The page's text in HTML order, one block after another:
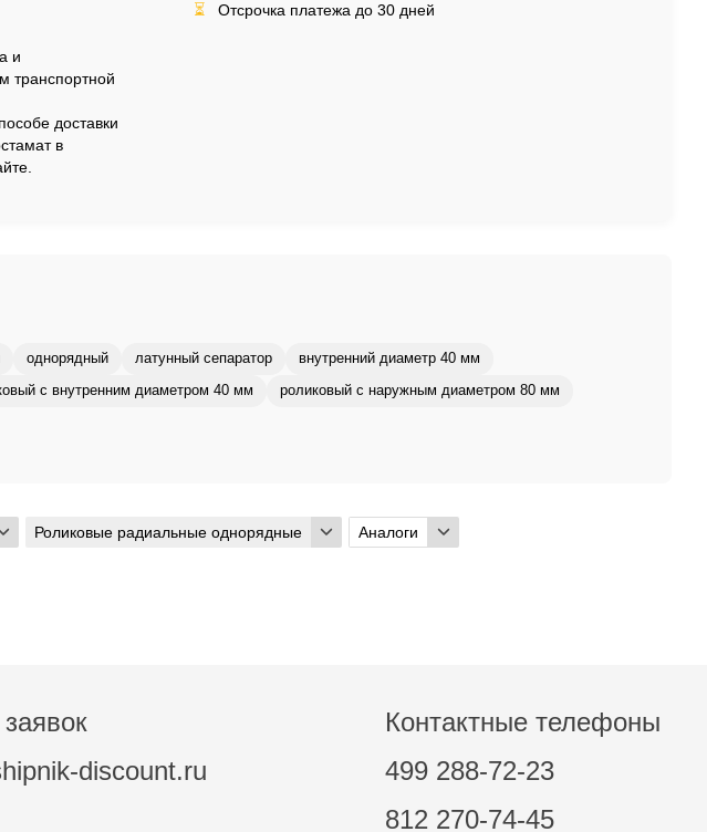
и
транспортной
доставки
в
⏳ Отсрочка платежа до 30 дней
однорядный латунный сепаратор внутренний диаметр 40 мм
с внутренним диаметром 40 мм роликовый с наружным диаметром 80 мм
Роликовые радиальные однорядные Аналоги
discount.ru
Контактные телефоны
499 288-72-23
812 270-74-45